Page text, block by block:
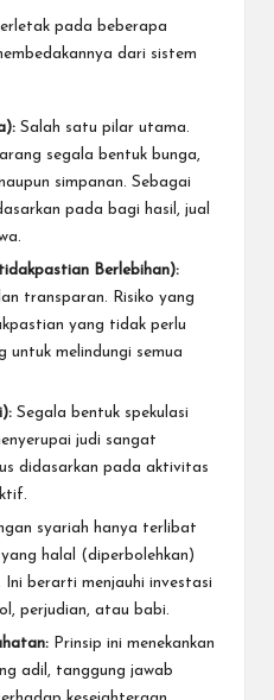
pada beberapa
dari sistem
Salah satu pilar utama.
segala bentuk bunga,
simpanan. Sebagai
pada bagi hasil, jual
Berlebihan):
transparan. Risiko yang
yang tidak perlu
untuk melindungi semua
Segala bentuk spekulasi
judi sangat
didasarkan pada aktivitas
syariah hanya terlibat
halal (diperbolehkan)
Ini berarti menjauhi investasi
perjudian, atau babi.
Prinsip ini menekankan
adil, tanggung jawab